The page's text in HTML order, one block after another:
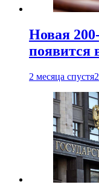
Новая
появится
2 месяца спустя